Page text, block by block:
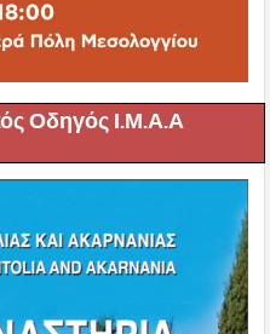
Οδηγός Ι.Μ.Α.Α